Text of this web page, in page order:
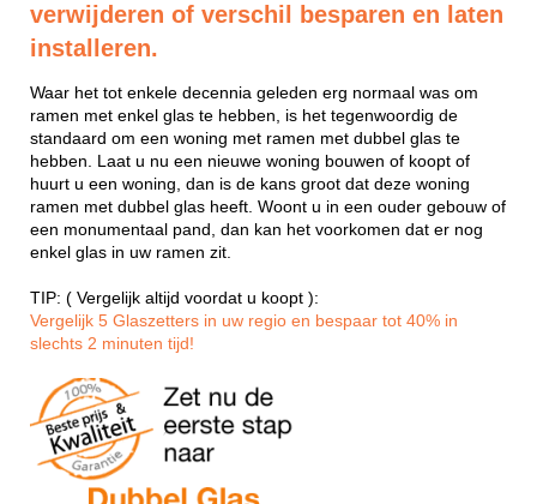
verwijderen of verschil besparen en laten
installeren.
Waar het tot enkele decennia geleden erg normaal was om
ramen met enkel glas te hebben, is het tegenwoordig de
standaard om een woning met ramen met dubbel glas te
hebben. Laat u nu een nieuwe woning bouwen of koopt of
huurt u een woning, dan is de kans groot dat deze woning
ramen met dubbel glas heeft. Woont u in een ouder gebouw of
een monumentaal pand, dan kan het voorkomen dat er nog
enkel glas in uw ramen zit.
TIP: ( Vergelijk altijd voordat u koopt ):
Vergelijk 5 Glaszetters in uw regio en bespaar tot 40% in
slechts 2 minuten tijd!